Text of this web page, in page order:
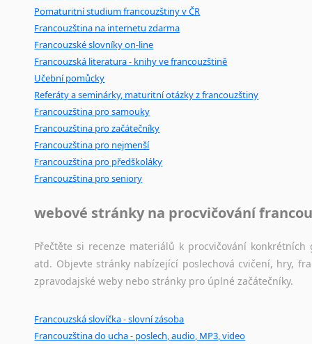
Pomaturitní studium francouzštiny v ČR
Francouzština na internetu zdarma
Francouzské slovníky on-line
Francouzská literatura - knihy ve francouzštině
Učební pomůcky
Referáty a seminárky, maturitní otázky z francouzštiny
Francouzština pro samouky
Francouzština pro začátečníky
Francouzština pro nejmenší
Francouzština pro předškoláky
Francouzština pro seniory
webové stránky na procvičování
Přečtěte si recenze materiálů k procvičování
atd. Objevte stránky nabízející poslechová cvičení, hry,
zpravodajské weby nebo stránky pro úplné začátečníky.
Francouzská slovíčka - slovní zásoba
Francouzština do ucha - poslech, audio, MP3, video